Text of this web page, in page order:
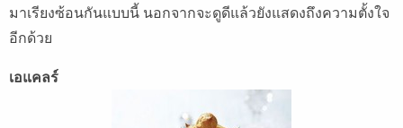
มาเรียงซ้อนกันแบบนี้ นอกจากจะดูดีแล้วยังแสดงถึงความตั้งใจ
อีกด้วย
เอแคลร์